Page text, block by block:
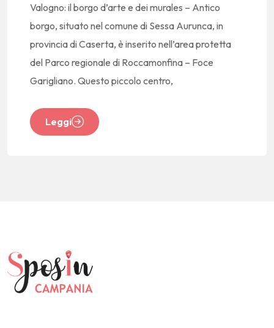
Valogno: il borgo d’arte e dei murales – Antico
borgo, situato nel comune di Sessa Aurunca, in
provincia di Caserta, è inserito nell’area protetta
del Parco regionale di Roccamonfina – Foce
Garigliano. Questo piccolo centro,
Leggi